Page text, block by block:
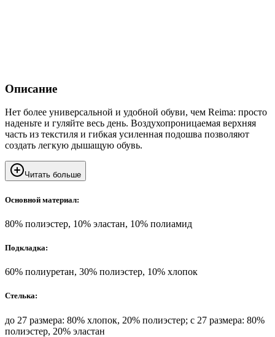
Описание
Нет более универсальной и удобной обуви, чем Reima: просто
наденьте и гуляйте весь день. Воздухопроницаемая верхняя
часть из текстиля и гибкая усиленная подошва позволяют
создать легкую дышащую обувь.
Читать больше
Основной материал:
80% полиэстер, 10% эластан, 10% полиамид
Подкладка:
60% полиуретан, 30% полиэстер, 10% хлопок
Стелька:
до 27 размера: 80% хлопок, 20% полиэстер; с 27 размера: 80%
полиэстер, 20% эластан